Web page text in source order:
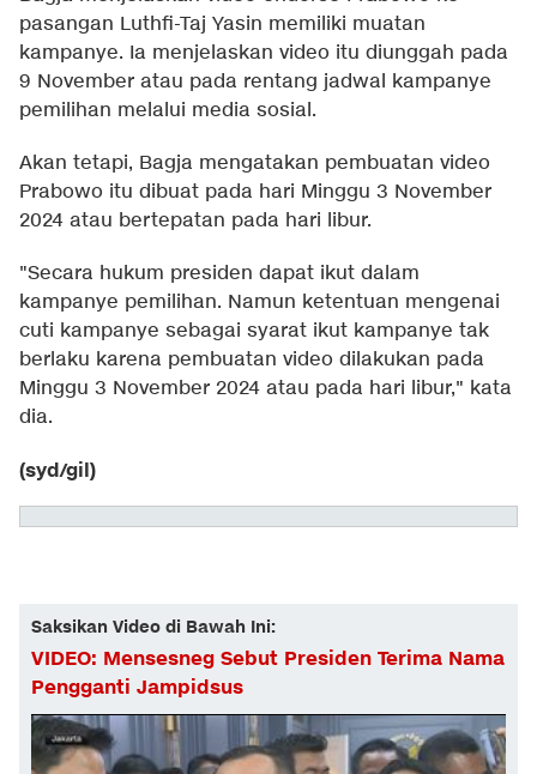
pasangan Luthfi-Taj Yasin memiliki muatan
kampanye. Ia menjelaskan video itu diunggah pada
9 November atau pada rentang jadwal kampanye
pemilihan melalui media sosial.
Akan tetapi, Bagja mengatakan pembuatan video
Prabowo itu dibuat pada hari Minggu 3 November
2024 atau bertepatan pada hari libur.
"Secara hukum presiden dapat ikut dalam
kampanye pemilihan. Namun ketentuan mengenai
cuti kampanye sebagai syarat ikut kampanye tak
berlaku karena pembuatan video dilakukan pada
Minggu 3 November 2024 atau pada hari libur," kata
dia.
(syd/gil)
Saksikan Video di Bawah Ini:
VIDEO: Mensesneg Sebut Presiden Terima Nama
Pengganti Jampidsus